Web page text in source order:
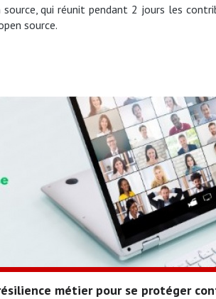
qui réunit pendant 2 jours les
source.
métier pour se protéger